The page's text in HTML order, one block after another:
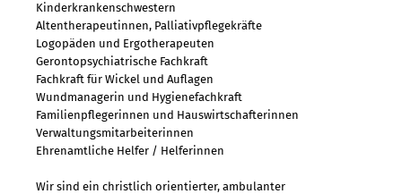
Kinderkrankenschwestern
Altentherapeutinnen, Palliativpflegekräfte
Logopäden und Ergotherapeuten
Gerontopsychiatrische Fachkraft
Fachkraft für Wickel und Auflagen
Wundmanagerin und Hygienefachkraft
Familienpflegerinnen und Hauswirtschafterinnen
Verwaltungsmitarbeiterinnen
Ehrenamtliche Helfer / Helferinnen
Wir sind ein christlich orientierter, ambulanter